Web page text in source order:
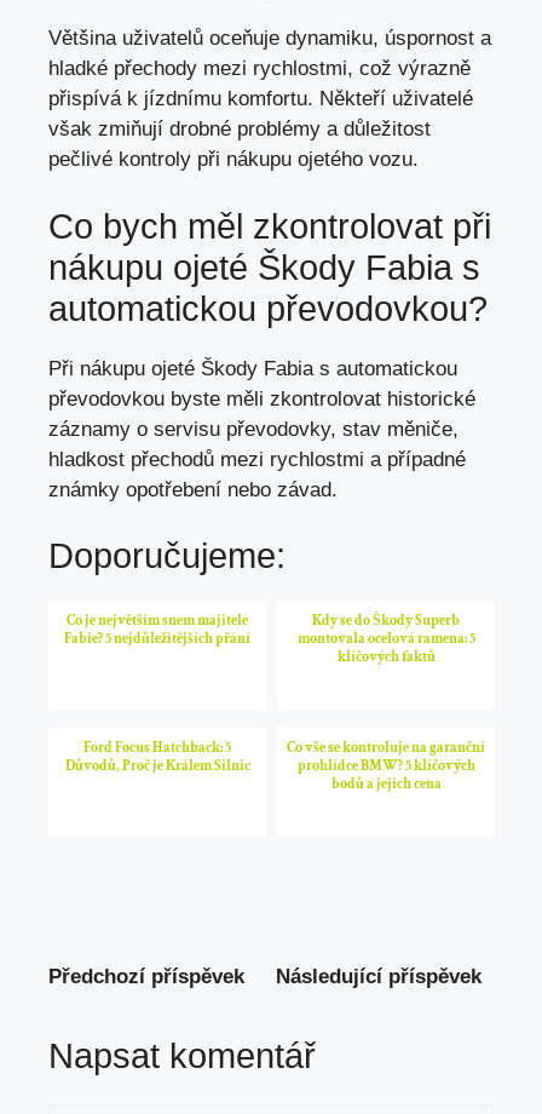
Většina uživatelů oceňuje dynamiku, úspornost a
hladké přechody mezi rychlostmi, což výrazně
přispívá k jízdnímu komfortu. Někteří uživatelé
však zmiňují drobné problémy a důležitost
pečlivé kontroly při nákupu ojetého vozu.
Co bych měl zkontrolovat při
nákupu ojeté Škody Fabia s
automatickou převodovkou?
Při nákupu ojeté Škody Fabia s automatickou
převodovkou byste měli zkontrolovat historické
záznamy o servisu převodovky, stav měniče,
hladkost přechodů mezi rychlostmi a případné
známky opotřebení nebo závad.
Doporučujeme:
Co je největším snem majitele
Fabie? 5 nejdůležitějších přání
Kdy se do Škody Superb
montovala ocelová ramena: 5
klíčových faktů
Ford Focus Hatchback: 5
Důvodů, Proč je Králem Silnic
Co vše se kontroluje na garanční
prohlídce BMW? 5 klíčových
bodů a jejich cena
Předchozí příspěvek Následující příspěvek
Napsat komentář